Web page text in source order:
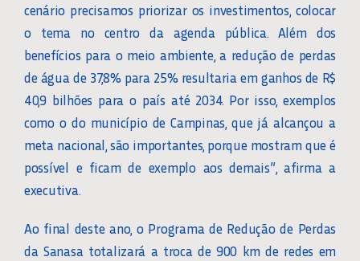
cenário precisamos priorizar os investimentos, colocar
o tema no centro da agenda pública. Além dos
benefícios para o meio ambiente, a redução de perdas
de água de 37,8% para 25% resultaria em ganhos de R$
40,9 bilhões para o país até 2034. Por isso, exemplos
como o do município de Campinas, que já alcançou a
meta nacional, são importantes, porque mostram que é
possível e ficam de exemplo aos demais”, afirma a
executiva.
Ao final deste ano, o Programa de Redução de Perdas
da Sanasa totalizará a troca de 900 km de redes em